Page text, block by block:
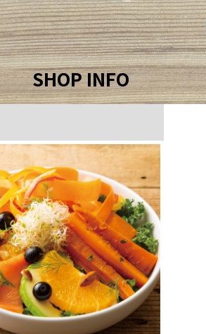
SHOP INFO